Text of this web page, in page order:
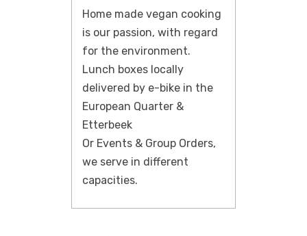
Home made vegan cooking
is our passion, with regard
for the environment.
Lunch boxes locally
delivered by e-bike in the
European Quarter &
Etterbeek
Or Events & Group Orders,
we serve in different
capacities.